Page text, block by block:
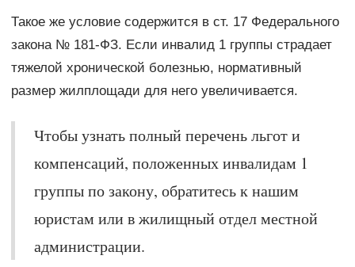
Такое же условие содержится в ст. 17 Федерального
закона № 181-ФЗ. Если инвалид 1 группы страдает
тяжелой хронической болезнью, нормативный
размер жилплощади для него увеличивается.
Чтобы узнать полный перечень льгот и
компенсаций, положенных инвалидам 1
группы по закону, обратитесь к нашим
юристам или в жилищный отдел местной
администрации.